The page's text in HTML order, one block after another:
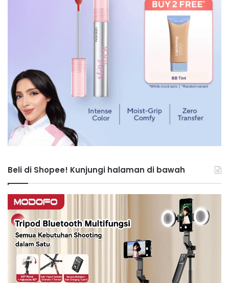
Beli di Shopee! Kunjungi halaman di bawah